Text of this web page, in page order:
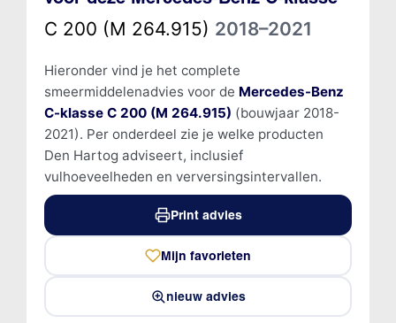
C 200 (M 264.915) 2018–2021
Hieronder vind je het complete
smeermiddelenadvies voor de Mercedes-Benz
C-klasse C 200 (M 264.915) (bouwjaar 2018-
2021). Per onderdeel zie je welke producten
Den Hartog adviseert, inclusief
vulhoeveelheden en verversingsintervallen.
Print advies
Mijn favorieten
nieuw advies